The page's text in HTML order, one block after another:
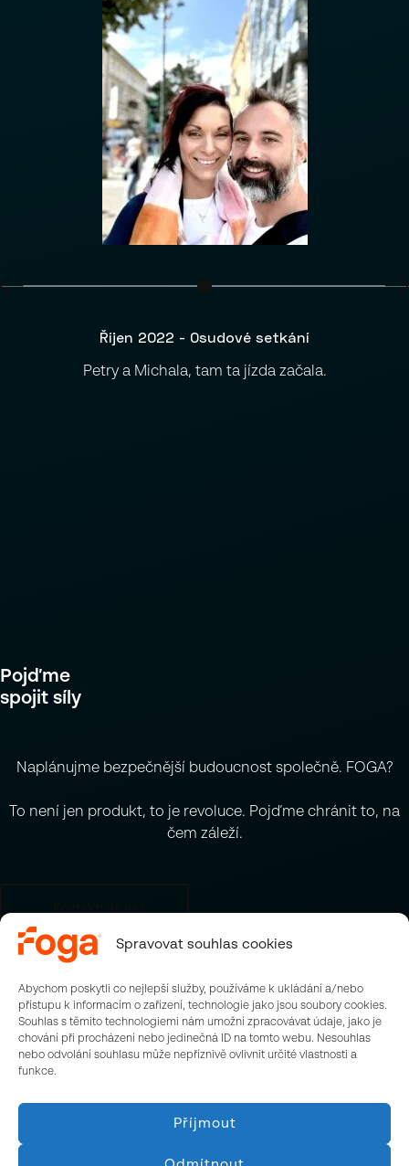
Spravovat souhlas cookies
Abychom poskytli co nejlepší služby, používáme k ukládání a/nebo
přístupu k informacím o zařízení, technologie jako jsou soubory cookies.
Souhlas s těmito technologiemi nám umožní zpracovávat údaje, jako je
chování při procházení nebo jedinečná ID na tomto webu. Nesouhlas
nebo odvolání souhlasu může nepříznivě ovlivnit určité vlastnosti a
funkce.
Příjmout
Říjen 2022 - Osudové setkání
Petry a Michala, tam ta jízda začala.
Pojďme
spojit síly
Naplánujme bezpečnější budoucnost společně. FOGA?
To není jen produkt, to je revoluce. Pojďme chránit to, na
čem záleží.
Walk on Water s.r.o.,
Platanová 78, 252 65 Holubice